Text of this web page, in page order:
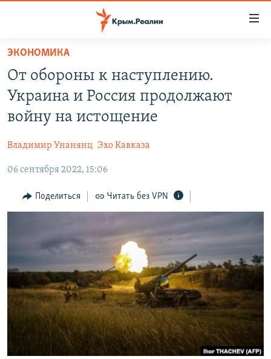
Вернуться
основному
содержанию
Вернутся
главной
навигации
Вернутся
поиску
НОВОСТИ
СПЕЦПРОЕКТЫ
ГРУЗ 200
11 ЛЕТ ОККУПАЦИИ КРЫМА. 11 ИСТОРИЙ СОПРОТИВЛЕНИЯ
ВОДА
ЕЩЕ
ИНТЕРАКТИВ
ИНФОГРАФИКА
СОВЕТЫ ПРАВОЗАЩИТНИКОВ
ПОБЕДИТЕЛЕЙ НЕ СУДЯТ?
КРЫМ.НЕПОКОРЕННЫЙ
ELIFBE
УКРАИНСКАЯ ПРОБЛЕМА КРЫМА
РАДІО СВОБОДА
КАК ОБОЙТИ БЛОКИРОВКУ
Qırımtatar
ПРИСОЕДИНЯЙТЕСЬ!
ЭКОНОМИКА
От обороны к наступлению.
Украина и Россия продолжают
войну на истощение
Владимир Унанянц Эхо Кавказа
06 сентября 2022, 15:06
Поделиться Читать без VPN